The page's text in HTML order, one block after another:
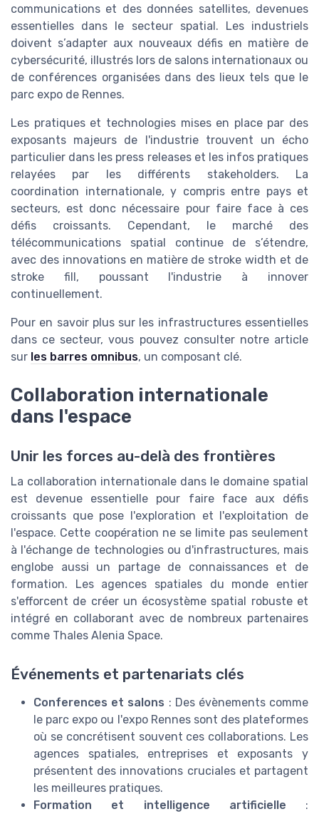
communications et des données satellites, devenues
essentielles dans le secteur spatial. Les industriels
doivent s’adapter aux nouveaux défis en matière de
cybersécurité, illustrés lors de salons internationaux ou
de conférences organisées dans des lieux tels que le
parc expo de Rennes.
Les pratiques et technologies mises en place par des
exposants majeurs de l'industrie trouvent un écho
particulier dans les press releases et les infos pratiques
relayées par les différents stakeholders. La
coordination internationale, y compris entre pays et
secteurs, est donc nécessaire pour faire face à ces
défis croissants. Cependant, le marché des
télécommunications spatial continue de s’étendre,
avec des innovations en matière de stroke width et de
stroke fill, poussant l'industrie à innover
continuellement.
Pour en savoir plus sur les infrastructures essentielles
dans ce secteur, vous pouvez consulter notre article
sur les barres omnibus, un composant clé.
Collaboration internationale
dans l'espace
Unir les forces au-delà des frontières
La collaboration internationale dans le domaine spatial
est devenue essentielle pour faire face aux défis
croissants que pose l'exploration et l'exploitation de
l'espace. Cette coopération ne se limite pas seulement
à l'échange de technologies ou d'infrastructures, mais
englobe aussi un partage de connaissances et de
formation. Les agences spatiales du monde entier
s'efforcent de créer un écosystème spatial robuste et
intégré en collaborant avec de nombreux partenaires
comme Thales Alenia Space.
Événements et partenariats clés
Conferences et salons : Des évènements comme
le parc expo ou l'expo Rennes sont des plateformes
où se concrétisent souvent ces collaborations. Les
agences spatiales, entreprises et exposants y
présentent des innovations cruciales et partagent
les meilleures pratiques.
Formation et intelligence artificielle :